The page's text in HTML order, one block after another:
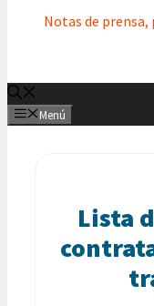
Notas de
Menú
Lista